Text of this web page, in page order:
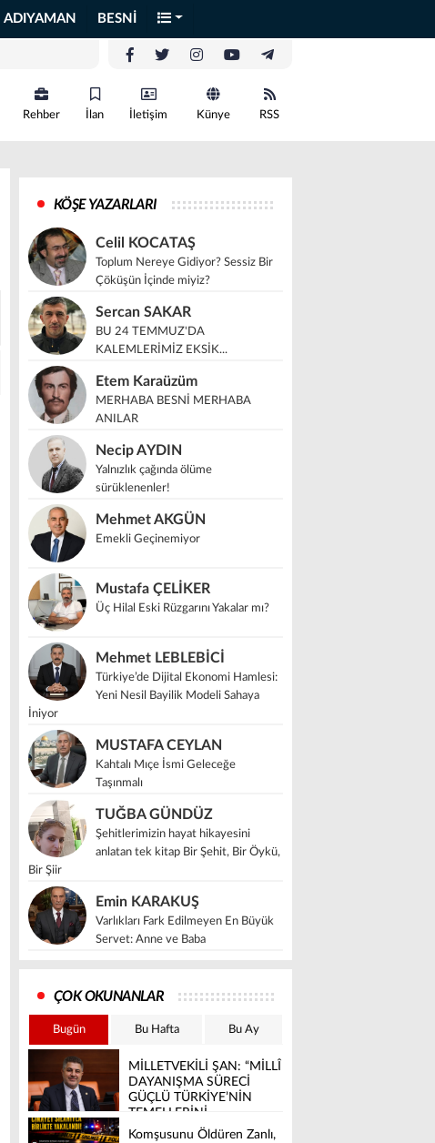
ADIYAMAN BESNİ
Rehber İlan İletişim Künye RSS
KÖŞE YAZARLARI
Celil KOCATAŞ
Toplum Nereye Gidiyor? Sessiz Bir
Çöküşün İçinde miyiz?
Sercan SAKAR
BU 24 TEMMUZ'DA
KALEMLERİMİZ EKSİK...
Etem Karaüzüm
MERHABA BESNİ MERHABA
ANILAR
Necip AYDIN
Yalnızlık çağında ölüme
sürüklenenler!
Mehmet AKGÜN
Emekli Geçinemiyor
Mustafa ÇELİKER
Üç Hilal Eski Rüzgarını Yakalar mı?
Mehmet LEBLEBİCİ
Türkiye’de Dijital Ekonomi Hamlesi:
Yeni Nesil Bayilik Modeli Sahaya
İniyor
MUSTAFA CEYLAN
Kahtalı Mıçe İsmi Geleceğe
Taşınmalı
TUĞBA GÜNDÜZ
Şehitlerimizin hayat hikayesini
anlatan tek kitap Bir Şehit, Bir Öykü,
Bir Şiir
Emin KARAKUŞ
Varlıkları Fark Edilmeyen En Büyük
Servet: Anne ve Baba
ÇOK OKUNANLAR
Bugün Bu Hafta Bu Ay
MİLLETVEKİLİ ŞAN: “MİLLÎ
DAYANIŞMA SÜRECİ
GÜÇLÜ TÜRKİYE’NİN
TEMELLERİNİ
SAĞLAMLAŞTIRACAK”
Komşusunu Öldüren Zanlı,